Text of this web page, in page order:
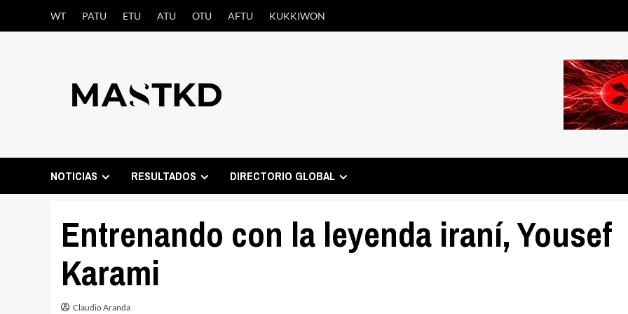
WT PATU ETU ATU OTU AFTU KUKKIWON
NOTICIAS RESULTADOS DIRECTORIO GLOBAL
Entrenando con la leyenda iraní, Yousef
Karami
Claudio Aranda